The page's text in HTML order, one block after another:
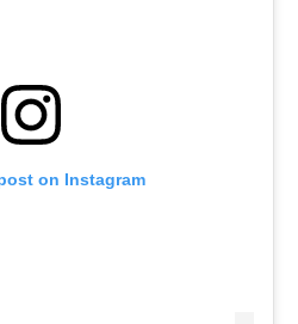
on Instagram